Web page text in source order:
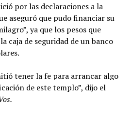
por las declaraciones a la
aseguró que pudo financiar su
ya que los pesos que
caja de seguridad de un banco
tener la fe para arrancar algo
de este templo”, dijo el